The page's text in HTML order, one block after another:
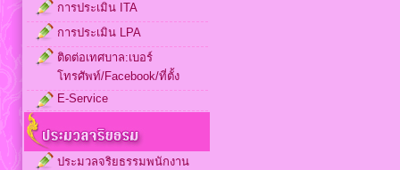
การประเมิน ITA
การประเมิน LPA
ติดต่อเทศบาล:เบอร์
โทรศัพท์/Facebook/ที่ตั้ง
E-Service
ประมวลจริยธรรมพนักงาน